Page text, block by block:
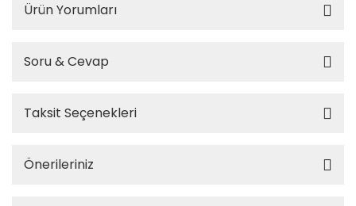
Ürün Yorumları
Soru & Cevap
Taksit Seçenekleri
Önerileriniz